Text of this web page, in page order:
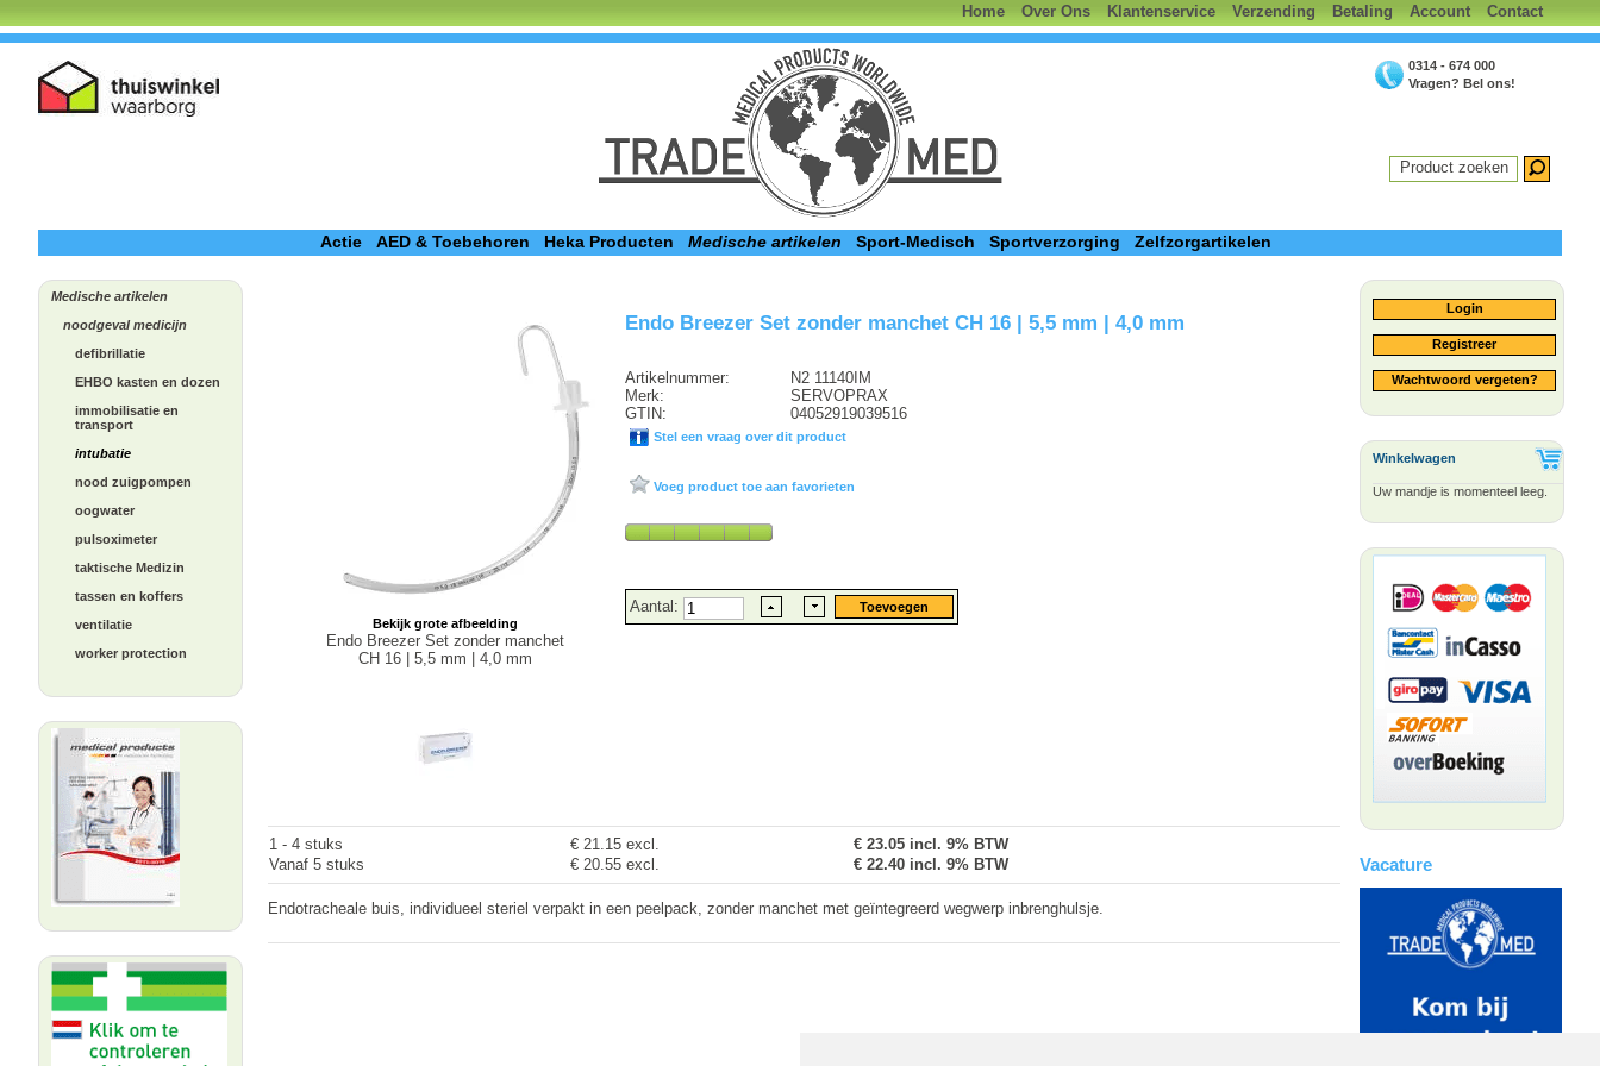
Home Over Ons Klantenservice Verzending Betaling Account Contact
0314 - 674 000
Vragen? Bel ons!
Product zoeken
Actie AED & Toebehoren Heka Producten Medische artikelen Sport-Medisch Sportverzorging Zelfzorgartikelen
Medische artikelen
noodgeval medicijn
defibrillatie
EHBO kasten en dozen
immobilisatie en
transport
intubatie
nood zuigpompen
oogwater
pulsoximeter
taktische Medizin
tassen en koffers
ventilatie
worker protection
Login
Registreer
Wachtwoord vergeten?
Winkelwagen
Uw mandje is momenteel leeg.
Vacature
Bekijk grote afbeelding
Endo Breezer Set zonder manchet
CH 16 | 5,5 mm | 4,0 mm
Endo Breezer Set zonder manchet CH 16 | 5,5 mm | 4,0 mm
Artikelnummer:
Merk:
GTIN:
N2 11140IM
SERVOPRAX
04052919039516
Stel een vraag over dit product
Voeg product toe aan favorieten
Aantal:
1 - 4 stuks € 21.15 excl. € 23.05 incl. 9% BTW
Vanaf 5 stuks
€ 20.55 excl. € 22.40 incl. 9% BTW
Endotracheale buis, individueel steriel verpakt in een peelpack, zonder manchet met geïntegreerd wegwerp inbrenghulsje.